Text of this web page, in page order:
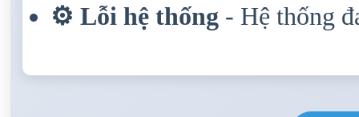
⚙️ Lỗi hệ thống - Hệ thống